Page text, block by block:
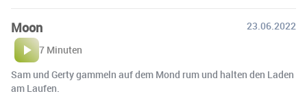
Moon
23.06.2022
7 Minuten
Sam und Gerty gammeln auf dem Mond rum und halten den Laden
am Laufen.